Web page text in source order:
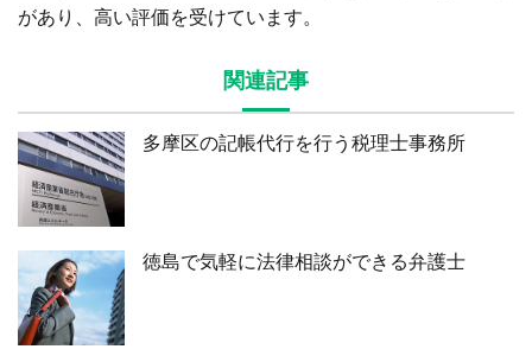
があり、高い評価を受けています。
関連記事
多摩区の記帳代行を行う税理士事務所
徳島で気軽に法律相談ができる弁護士